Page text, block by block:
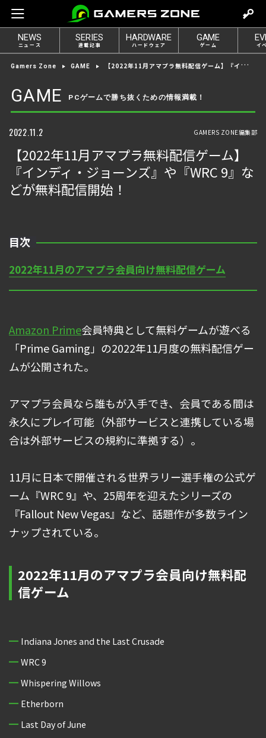
e
t
o
g
n
NEWS
ニュース
SERIES
連載記事
HARDWARE
ハードウェア
GAME
ゲーム イ
Gamers Zone GAME 【2022年11月アマプラ無料配信ゲーム】『インディ・ジョーンズ』や『WRC 9』などが無料配信開始！
GAME PCゲームで勝ち抜くための情報満載！
2022.11.2 GAMERS ZONE編集部
【2022年11月アマプラ無料配信ゲーム】
『インディ・ジョーンズ』や『WRC 9』な
どが無料配信開始！
目次
2022年11月のアマプラ会員向け無料配信ゲーム
Amazon Prime会員特典として無料ゲームが遊べる
「Prime Gaming」の2022年11月度の無料配信ゲー
ムが公開された。
アマプラ会員なら誰もが入手でき、会員である間は
永久にプレイ可能（外部サービスと連携している場
合は外部サービスの規約に準拠する）。
11月に日本で開催される世界ラリー選手権の公式ゲ
ーム『WRC 9』や、25周年を迎えたシリーズの
『Fallout New Vegas』など、話題作が多数ライン
ナップされている。
2022年11月のアマプラ会員向け無料配
信ゲーム
Indiana Jones and the Last Crusade
WRC 9
Whispering Willows
Etherborn
Last Day of June